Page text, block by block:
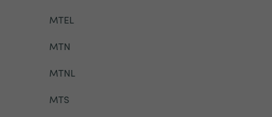
MTEL
MTN
MTNL
MTS